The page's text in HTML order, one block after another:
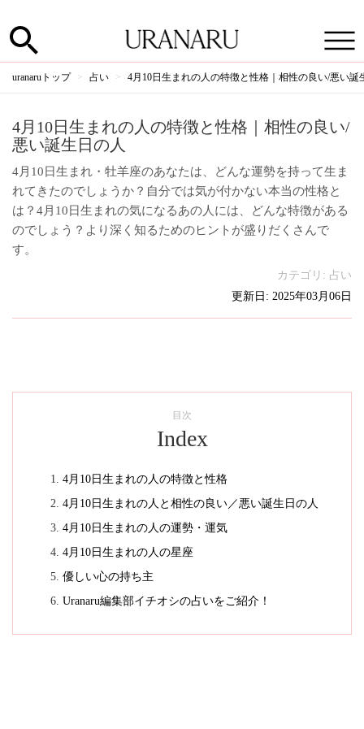
uranaruトップ 占い 4月10日生まれの人の特徴と性格｜相性の良い/悪い誕
4月10日生まれの人の特徴と性格｜相性の良い/
悪い誕生日の人
4月10日生まれ・牡羊座のあなたは、どんな運勢を持って生ま
れてきたのでしょうか？自分では気が付かない本当の性格と
は？4月10日生まれの気になるあの人には、どんな特徴がある
のでしょう？より深く知るためのヒントが盛りだくさんで
す。
カテゴリ: 占い
更新日: 2025年03月06日
目次
Index
4月10日生まれの人の特徴と性格
4月10日生まれの人と相性の良い／悪い誕生日の人
4月10日生まれの人の運勢・運気
4月10日生まれの人の星座
優しい心の持ち主
Uranaru編集部イチオシの占いをご紹介！